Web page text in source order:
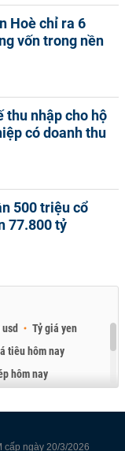
Hoè chỉ ra 6
vốn trong nền
thu nhập cho hộ
có doanh thu
500 triệu cổ
77.800 tỷ
Tỷ giá yen
tiêu hôm nay
hôm nay
cấp ngày 20/3/2026